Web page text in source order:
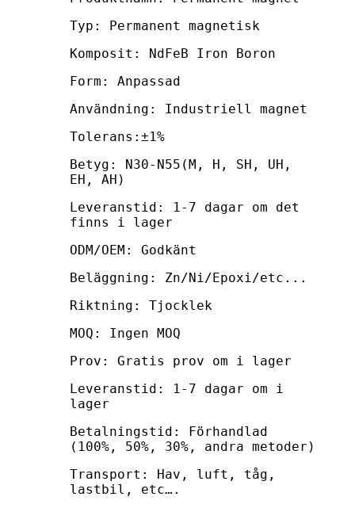
Typ: Permanent magnetisk
Komposit: NdFeB Iron Boron
Form: Anpassad
Användning: Industriell magnet
Tolerans:±1%
Betyg: N30-N55(M, H, SH, UH,
EH, AH)
Leveranstid: 1-7 dagar om det
finns i lager
ODM/OEM: Godkänt
Beläggning: Zn/Ni/Epoxi/etc...
Riktning: Tjocklek
MOQ: Ingen MOQ
Prov: Gratis prov om i lager
Leveranstid: 1-7 dagar om i
lager
Betalningstid: Förhandlad
(100%, 50%, 30%, andra metoder)
Transport: Hav, luft, tåg,
lastbil, etc….